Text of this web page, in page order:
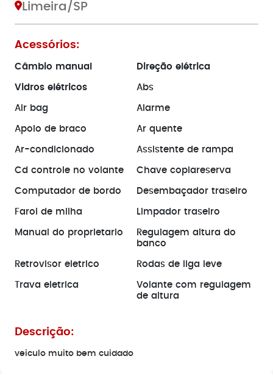
Limeira/SP
Acessórios:
Câmbio manual Direção elétrica
Vidros elétricos Abs
Air bag Alarme
Apoio de braco Ar quente
Ar-condicionado Assistente de rampa
Cd controle no volante Chave copiareserva
Computador de bordo Desembaçador traseiro
Farol de milha Limpador traseiro
Manual do proprietario
Regulagem altura do
banco
Retrovisor eletrico Rodas de liga leve
Trava eletrica
Volante com regulagem
de altura
Descrição:
veiculo muito bem cuidado